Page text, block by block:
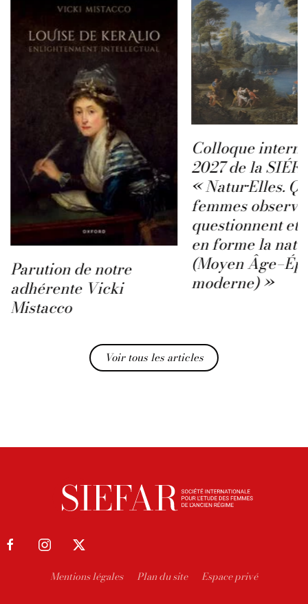
Parution de notre
adhérente Vicki
Mistacco
Colloque
2027 de la
« Natur·Elles.
femmes
questionnent et
en forme la
(Moyen
moderne) »
Voir tous les articles
Mentions légales Plan du site Espace privé